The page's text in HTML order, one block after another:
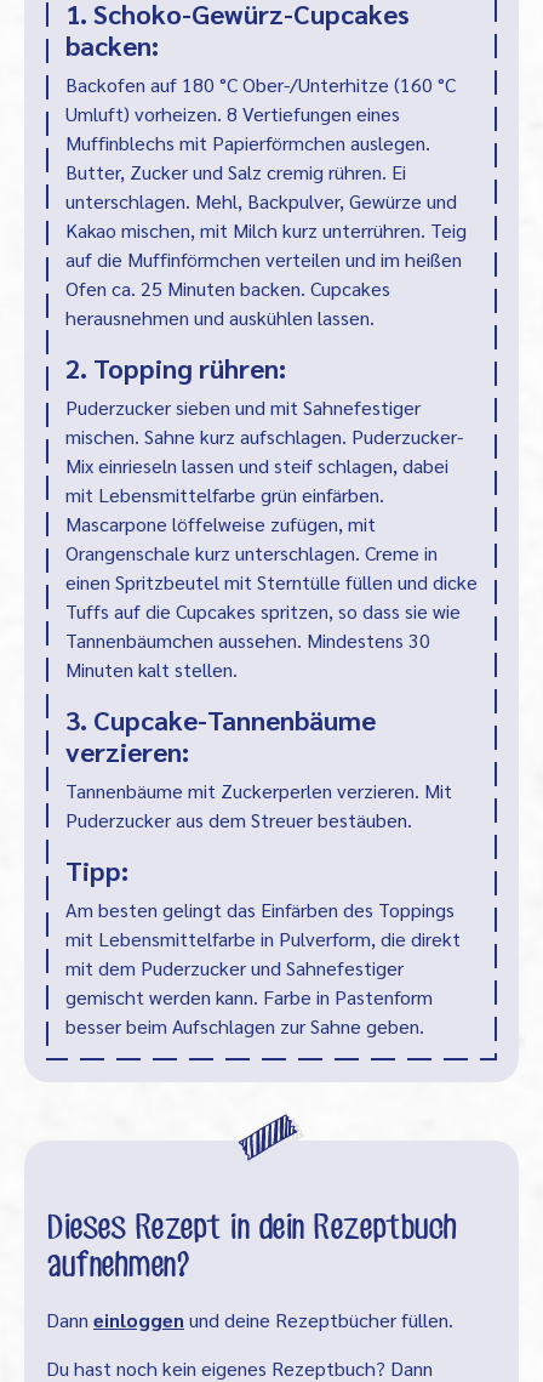
1. Schoko-Gewürz-Cupcakes
backen:
Backofen auf 180 °C Ober-/Unterhitze (160 °C
Umluft) vorheizen. 8 Vertiefungen eines
Muffinblechs mit Papierförmchen auslegen.
Butter, Zucker und Salz cremig rühren. Ei
unterschlagen. Mehl, Backpulver, Gewürze und
Kakao mischen, mit Milch kurz unterrühren. Teig
auf die Muffinförmchen verteilen und im heißen
Ofen ca. 25 Minuten backen. Cupcakes
herausnehmen und auskühlen lassen.
2. Topping rühren:
Puderzucker sieben und mit Sahnefestiger
mischen. Sahne kurz aufschlagen. Puderzucker-
Mix einrieseln lassen und steif schlagen, dabei
mit Lebensmittelfarbe grün einfärben.
Mascarpone löffelweise zufügen, mit
Orangenschale kurz unterschlagen. Creme in
einen Spritzbeutel mit Sterntülle füllen und dicke
Tuffs auf die Cupcakes spritzen, so dass sie wie
Tannenbäumchen aussehen. Mindestens 30
Minuten kalt stellen.
3. Cupcake-Tannenbäume
verzieren:
Tannenbäume mit Zuckerperlen verzieren. Mit
Puderzucker aus dem Streuer bestäuben.
Tipp:
Am besten gelingt das Einfärben des Toppings
mit Lebensmittelfarbe in Pulverform, die direkt
mit dem Puderzucker und Sahnefestiger
gemischt werden kann. Farbe in Pastenform
besser beim Aufschlagen zur Sahne geben.
Dieses Rezept in dein Rezeptbuch
aufnehmen?
Dann einloggen und deine Rezeptbücher füllen.
Du hast noch kein eigenes Rezeptbuch? Dann